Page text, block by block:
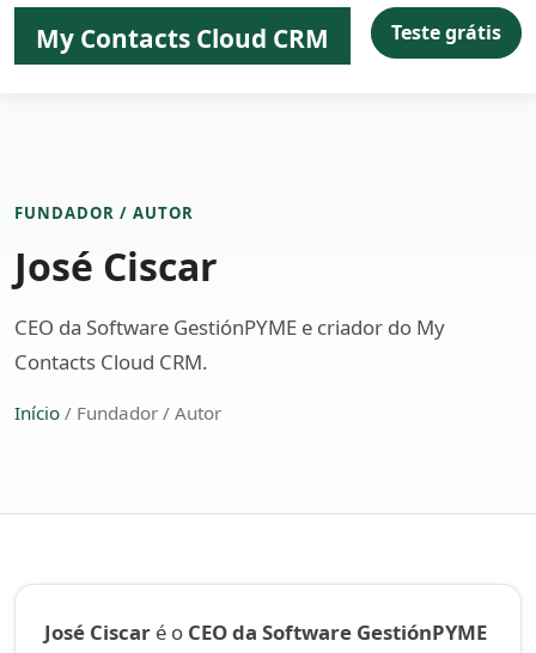
My Contacts Cloud CRM Teste grátis
FUNDADOR / AUTOR
José Ciscar
CEO da Software GestiónPYME e criador do My
Contacts Cloud CRM.
Início / Fundador / Autor
José Ciscar é o CEO da Software GestiónPYME